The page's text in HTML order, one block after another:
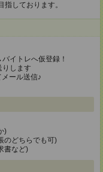
しております。
イトレへ仮登録！
します
ール送信♪
)
のどちらでも可)
書など)